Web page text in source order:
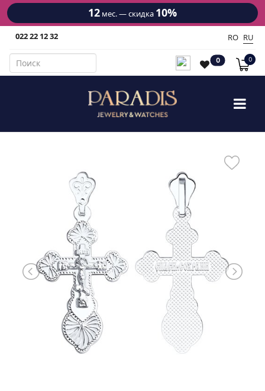
12 мес. — скидка 10%
022 22 12 32 RO RU
0 0